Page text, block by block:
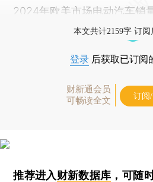
2024年欧美市场电动汽车销
本文共计2159字 订
登录 后获取已订阅
财新通会员
可畅读全文
订阅
推荐进入财新数据库 ，可随